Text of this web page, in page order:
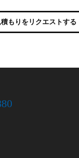
積もりをリクエストする